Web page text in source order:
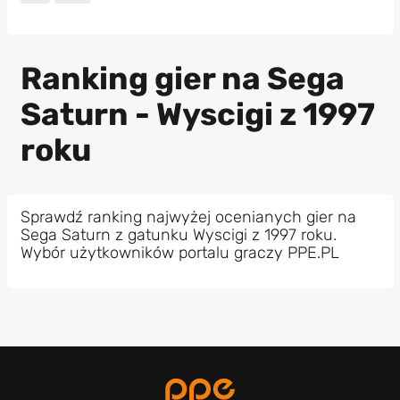
Ranking gier na Sega
Saturn - Wyscigi z 1997
roku
Sprawdź ranking najwyżej ocenianych gier na
Sega Saturn z gatunku Wyscigi z 1997 roku.
Wybór użytkowników portalu graczy PPE.PL